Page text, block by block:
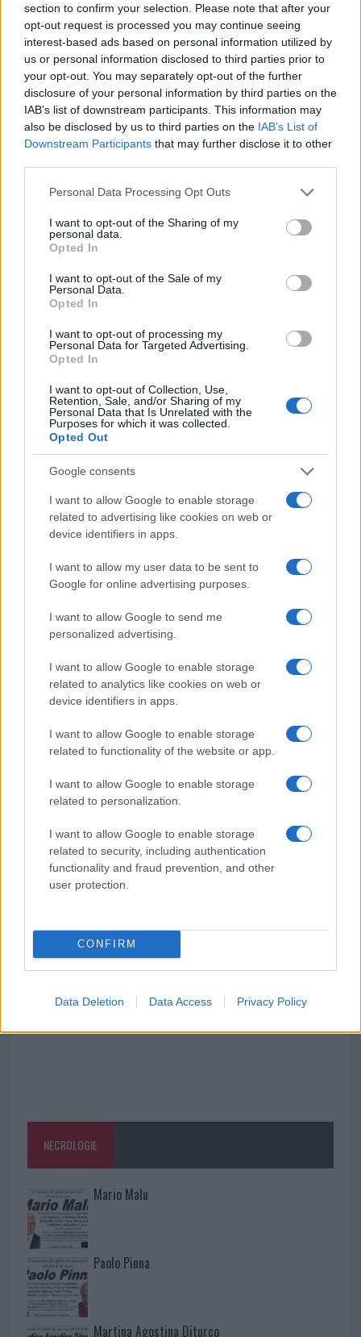
section to confirm your selection. Please note that after your
opt-out request is processed you may continue seeing
interest-based ads based on personal information utilized by
us or personal information disclosed to third parties prior to
your opt-out. You may separately opt-out of the further
disclosure of your personal information by third parties on the
IAB’s list of downstream participants. This information may
also be disclosed by us to third parties on the IAB’s List of
Downstream Participants that may further disclose it to other
Please note that this website/app uses one or more Google
not limited to your visit or usage behaviour. You may click to
grant or deny consent to Google and its third-party tags to
use your data for below specified purposes in below Google
consent section.
Personal Data Processing Opt Outs
I want to opt-out of the Sharing of my
personal data.
Opted In
I want to opt-out of the Sale of my
Personal Data.
Opted In
I want to opt-out of processing my
Personal Data for Targeted Advertising.
Opted In
I want to opt-out of Collection, Use,
Retention, Sale, and/or Sharing of my
Personal Data that Is Unrelated with the
Purposes for which it was collected.
Opted Out
Google consents
I want to allow Google to enable storage
related to advertising like cookies on web or
device identifiers in apps.
I want to allow my user data to be sent to
Google for online advertising purposes.
I want to allow Google to send me
personalized advertising.
I want to allow Google to enable storage
related to analytics like cookies on web or
device identifiers in apps.
I want to allow Google to enable storage
related to functionality of the website or app.
I want to allow Google to enable storage
related to personalization.
I want to allow Google to enable storage
related to security, including authentication
functionality and fraud prevention, and other
user protection.
CONFIRM
Data Deletion Data Access Privacy Policy
Inviaci le tue segnalazioni,
i tuoi video e le tue foto
Su WhatsApp al numero +39
345 356 7512
daGoogle News
Condividi l'articolo
F
a
ce
b
o
o
k
T
w
it
te
r
n
re
st
h
s
A
p
h
re
Prossimo articolo
NOTIZIE RECENTI
Le previsioni meteo per il weekend a Olbia e in
Gallura
Michelle Hunziker in Gallura, bella anche dal
Calangianus, dopo le polemiche il centro
accoglienza minori chiude
Olbia, divieto di sosta contro spaccio e degrado:
esplode la protesta
Pausa caffè impeccabile: come scegliere la
soluzione ideale per la casa e l’ufficio
Monte Pino, la fine di un lungo dolore: storia e
rinascita della strada che segnò la Gallura
la rete elettrica
NECROLOGIE
Mario Malu
Paolo Pinna
Martina Agostina Diturco